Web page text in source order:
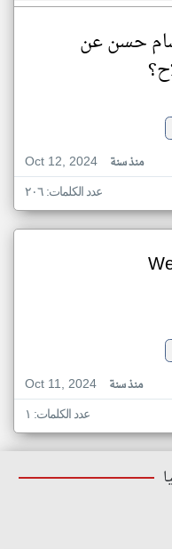
حسن عن
Oct 12, 2024
منذ سنة
عدد الكلمات: ٢٠٦
Oct 11, 2024
منذ سنة
عدد الكلمات: ١